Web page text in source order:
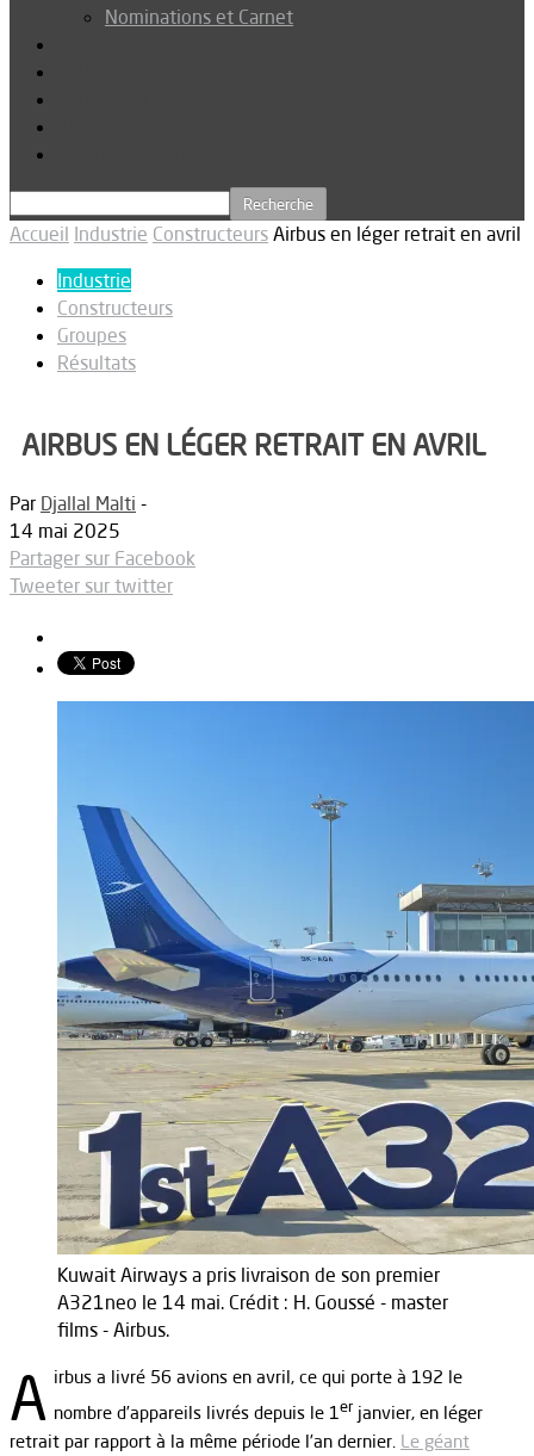
Nominations et Carnet
Accueil Industrie Constructeurs Airbus en léger retrait en avril
Industrie
Constructeurs
Groupes
Résultats
AIRBUS EN LÉGER RETRAIT EN AVRIL
Par Djallal Malti -
14 mai 2025
Partager sur Facebook
Tweeter sur twitter
Kuwait Airways a pris livraison de son premier
A321neo le 14 mai. Crédit : H. Goussé - master
films - Airbus.
A irbus a livré 56 avions en avril, ce qui porte à 192 le
nombre d’appareils livrés depuis le 1erjanvier, en léger
retrait par rapport à la même période l’an dernier. Le géant